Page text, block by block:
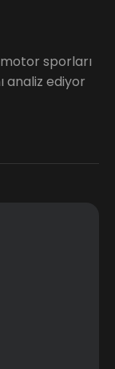
sporları
analiz ediyor